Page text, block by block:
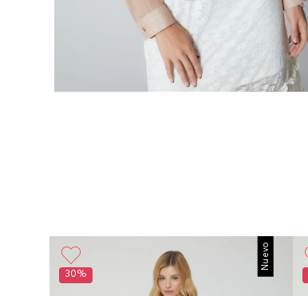
Nuevo
30%